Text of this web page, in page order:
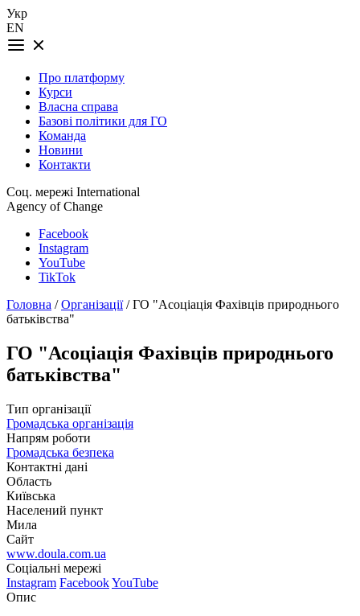
Укр
EN
Про платформу
Курси
Власна справа
Базові політики для ГО
Команда
Новини
Контакти
Соц. мережі International
Agency of Change
Facebook
Instagram
YouTube
TikTok
Головна /Організації/ ГО "Асоціація Фахівців природнього
батьківства"
ГО "Асоціація Фахівців природнього
батьківства"
Тип організації
Громадська організація
Напрям роботи
Громадська безпека
Контактні дані
Область
Київська
Населений пункт
Мила
Сайт
www.doula.com.ua
Соціальні мережі
Instagram FacebookYouTube
Опис